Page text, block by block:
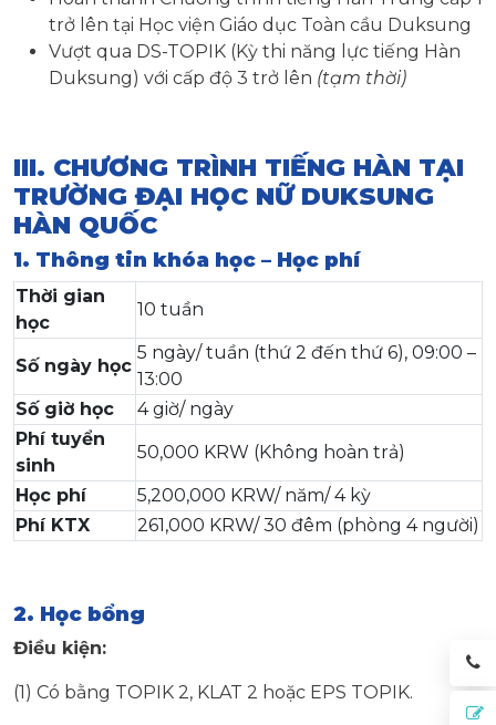
trở lên tại Học viện Giáo dục Toàn cầu Duksung
Vượt qua DS-TOPIK (Kỳ thi năng lực tiếng Hàn
Duksung) với cấp độ 3 trở lên (tạm thời)
III. CHƯƠNG TRÌNH TIẾNG HÀN TẠI
TRƯỜNG ĐẠI HỌC NỮ DUKSUNG
HÀN QUỐC
1. Thông tin khóa học – Học phí
Thời gian
học
10 tuần
Số ngày học
5 ngày/ tuần (thứ 2 đến thứ 6), 09:00 –
13:00
Số giờ học
4 giờ/ ngày
Phí tuyển
sinh
50,000 KRW (Không hoàn trả)
Học phí
5,200,000 KRW/ năm/ 4 kỳ
Phí KTX
261,000 KRW/ 30 đêm (phòng 4 người)
2. Học bổng
Điều kiện:
(1) Có bằng TOPIK 2, KLAT 2 hoặc EPS TOPIK.